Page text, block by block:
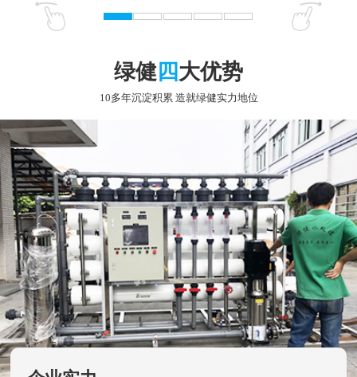
绿健 四大优势
10多年沉淀积累 造就绿健实力地位